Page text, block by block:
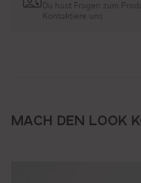
Du hast Fragen zum
Kontaktiere uns
MACH DEN LOOK